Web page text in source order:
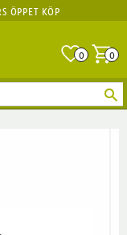
ÖPPET KÖP
0 0